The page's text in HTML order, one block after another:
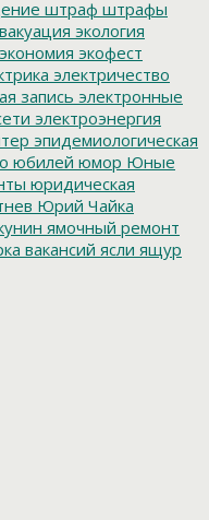
штраф штрафы
экология
экономия экофест
электричество
запись электронные
электроэнергия
эпидемиологическая
юбилей юмор Юные
юридическая
Юрий Чайка
ямочный ремонт
вакансий ясли ящур